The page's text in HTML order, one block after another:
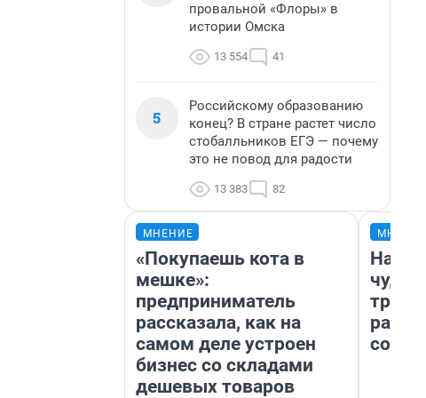
провальной «Флоры» в
истории Омска
13 554 41
5
Российскому образованию
конец? В стране растет число
стобалльников ЕГЭ — почему
это не повод для радости
13 383 82
МНЕНИЕ
«Покупаешь кота в
мешке»:
предприниматель
рассказала, как на
самом деле устроен
бизнес со складами
дешевых товаров